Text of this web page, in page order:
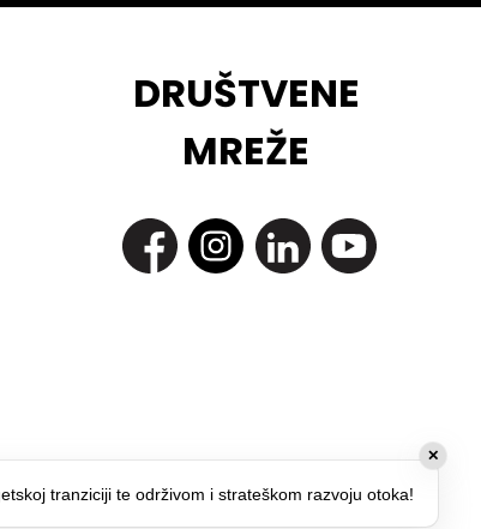
DRUŠTVENE
MREŽE
✕
tranziciji te održivom i strateškom razvoju otoka!